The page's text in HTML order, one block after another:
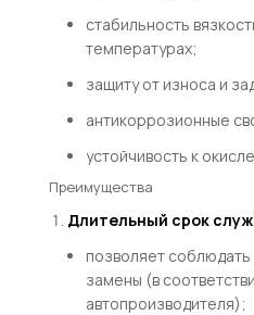
стабильность
температурах;
защиту от износа и
антикоррозионные
устойчивость к
Преимущества
Длительный срок
позволяет
замены (в
автопроизводителя);